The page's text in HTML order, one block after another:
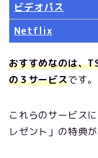
ビデオパス
Netflix
おすすめなのは、
の３サービスです。
これらのサービス
レゼント」の特典が